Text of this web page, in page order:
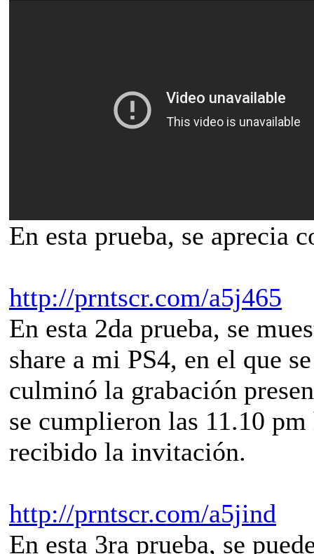
En esta prueba, se aprecia
http://prntscr.com/a5j465
En esta 2da prueba, se
share a mi PS4, en el que
culminó la grabación
se cumplieron las 11.10
recibido la invitación.
http://prntscr.com/a5jind
En esta 3ra prueba, se